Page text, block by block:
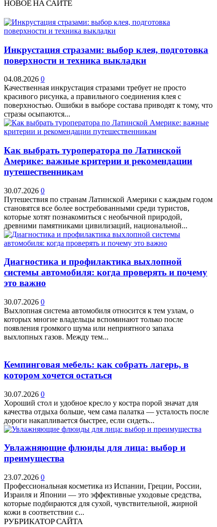
НОВОЕ НА САЙТЕ
Инкрустация стразами: выбор клея, подготовка
поверхности и техника выкладки
04.08.2026 0
Качественная инкрустация стразами требует не просто
красивого рисунка, а правильного соединения клея с
поверхностью. Ошибки в выборе состава приводят к тому, что
стразы осыпаются...
Как выбрать туроператора по Латинской
Америке: важные критерии и рекомендации
путешественникам
30.07.2026 0
Путешествия по странам Латинской Америки с каждым годом
становятся все более востребованными среди туристов,
которые хотят познакомиться с необычной природой,
древними памятниками цивилизаций, национальной...
Диагностика и профилактика выхлопной
системы автомобиля: когда проверять и почему
это важно
30.07.2026 0
Выхлопная система автомобиля относится к тем узлам, о
которых многие владельцы вспоминают только после
появления громкого шума или неприятного запаха
выхлопных газов. Между тем...
Кемпинговая мебель: как собрать лагерь, в
котором хочется остаться
30.07.2026 0
Хороший стол и удобное кресло у костра порой значат для
качества отдыха больше, чем сама палатка — усталость после
дороги накапливается быстрее, если сидеть...
Увлажняющие флюиды для лица: выбор и
преимущества
23.07.2026 0
Профессиональная косметика из Испании, Греции, России,
Израиля и Японии — это эффективные уходовые средства,
которые подбираются для сухой, чувствительной, жирной
кожи в соответствии с...
РУБРИКАТОР САЙТА